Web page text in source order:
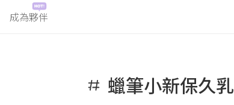
成為夥伴
蠟筆小新保久乳